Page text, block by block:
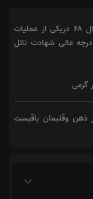
شهید ایوب رزمجو فرزند قنبر در۱۶اردیبهشت سال ۶۸ دریکی از عملیات
عالی شهادت نائل
گرمی
ذهن وقلبمان باقیست